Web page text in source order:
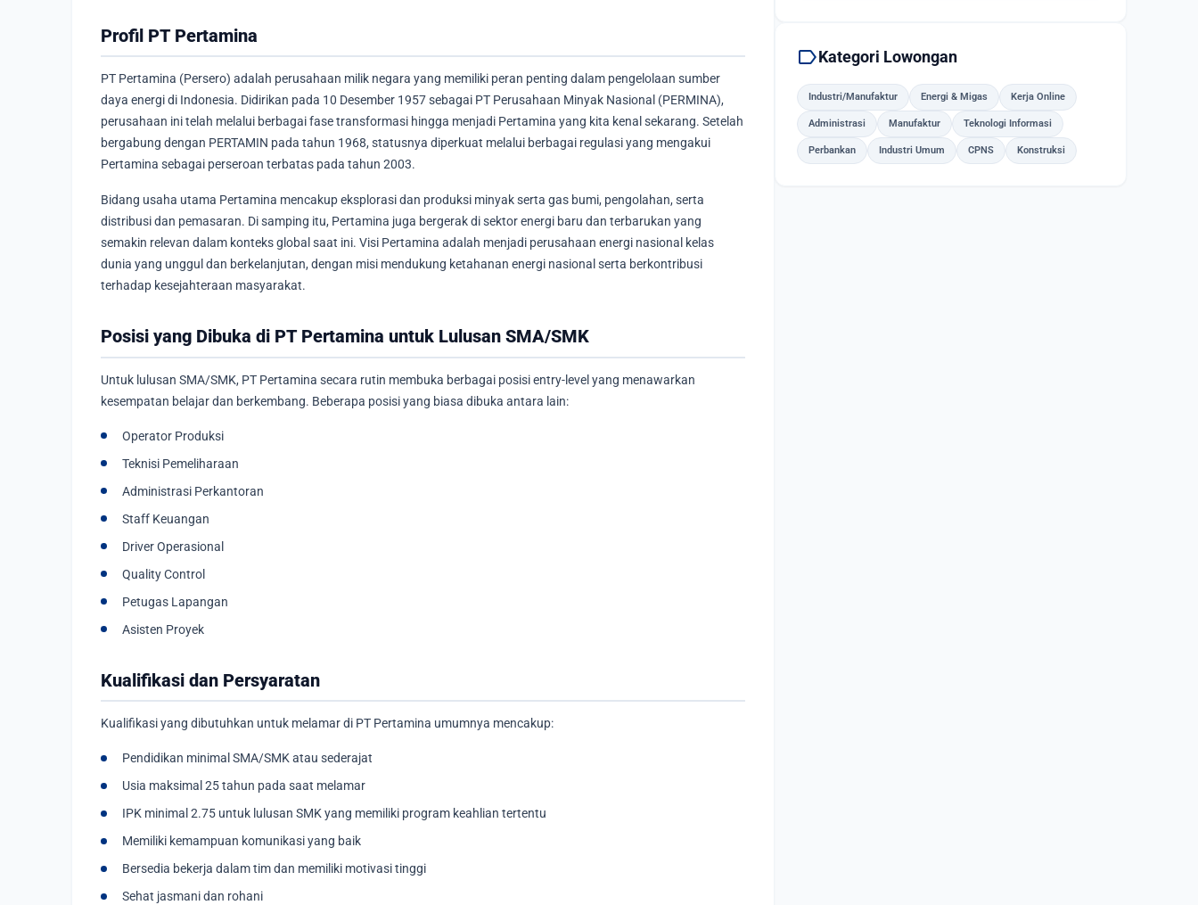
Profil PT Pertamina
PT Pertamina (Persero) adalah perusahaan milik negara yang memiliki peran penting dalam pengelolaan sumber
daya energi di Indonesia. Didirikan pada 10 Desember 1957 sebagai PT Perusahaan Minyak Nasional (PERMINA),
perusahaan ini telah melalui berbagai fase transformasi hingga menjadi Pertamina yang kita kenal sekarang. Setelah
bergabung dengan PERTAMIN pada tahun 1968, statusnya diperkuat melalui berbagai regulasi yang mengakui
Pertamina sebagai perseroan terbatas pada tahun 2003.
Bidang usaha utama Pertamina mencakup eksplorasi dan produksi minyak serta gas bumi, pengolahan, serta
distribusi dan pemasaran. Di samping itu, Pertamina juga bergerak di sektor energi baru dan terbarukan yang
semakin relevan dalam konteks global saat ini. Visi Pertamina adalah menjadi perusahaan energi nasional kelas
dunia yang unggul dan berkelanjutan, dengan misi mendukung ketahanan energi nasional serta berkontribusi
terhadap kesejahteraan masyarakat.
Posisi yang Dibuka di PT Pertamina untuk Lulusan SMA/SMK
Untuk lulusan SMA/SMK, PT Pertamina secara rutin membuka berbagai posisi entry-level yang menawarkan
kesempatan belajar dan berkembang. Beberapa posisi yang biasa dibuka antara lain:
Operator Produksi
Teknisi Pemeliharaan
Administrasi Perkantoran
Staff Keuangan
Driver Operasional
Quality Control
Petugas Lapangan
Asisten Proyek
Kualifikasi dan Persyaratan
Kualifikasi yang dibutuhkan untuk melamar di PT Pertamina umumnya mencakup:
Pendidikan minimal SMA/SMK atau sederajat
Usia maksimal 25 tahun pada saat melamar
IPK minimal 2.75 untuk lulusan SMK yang memiliki program keahlian tertentu
Memiliki kemampuan komunikasi yang baik
Bersedia bekerja dalam tim dan memiliki motivasi tinggi
Sehat jasmani dan rohani
labelKategori Lowongan
Industri/Manufaktur Energi & Migas Kerja Online
Administrasi Manufaktur Teknologi Informasi
Perbankan Industri Umum CPNS Konstruksi